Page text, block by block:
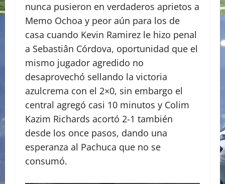
nunca pusieron en verdaderos aprietos a
Memo Ochoa y peor aún para los de
casa cuando Kevin Ramirez le hizo penal
a Sebastiân Córdova, oportunidad que el
mismo jugador agredido no
desaprovechó sellando la victoria
azulcrema con el 2×0, sin embargo el
central agregó casi 10 minutos y Colim
Kazim Richards acortó 2-1 también
desde los once pasos, dando una
esperanza al Pachuca que no se
consumó.